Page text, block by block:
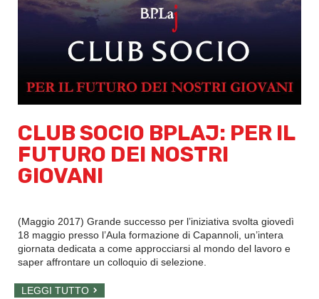
CLUB SOCIO BPLAJ: PER IL
FUTURO DEI NOSTRI
GIOVANI
(Maggio 2017) Grande successo per l’iniziativa svolta giovedì
18 maggio presso l’Aula formazione di Capannoli, un’intera
giornata dedicata a come approcciarsi al mondo del lavoro e
saper affrontare un colloquio di selezione.
LEGGI TUTTO